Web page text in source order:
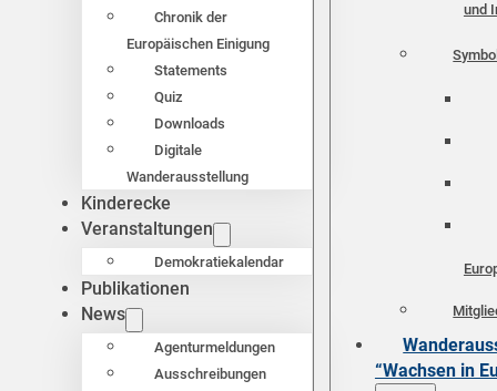
Chronik der
Europäischen Einigung
Statements
Quiz
Downloads
Digitale
Wanderausstellung
Kinderecke
Veranstaltungen
Demokratiekalendar
Publikationen
News
Agenturmeldungen
Ausschreibungen
und
“Wachsen in